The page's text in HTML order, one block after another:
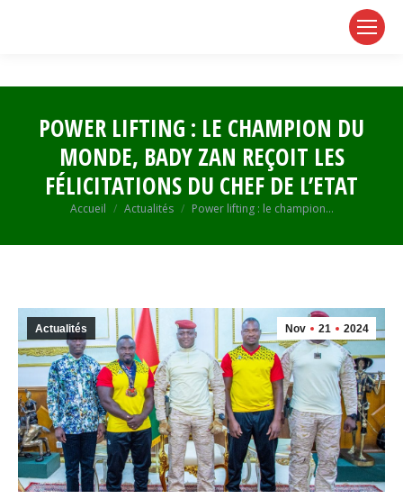
POWER LIFTING : LE CHAMPION DU
MONDE, BADY ZAN REÇOIT LES
FÉLICITATIONS DU CHEF DE L’ETAT
Vous êtes ici :
Accueil Actualités Power lifting : le champion…
Nov 21 2024
Actualités